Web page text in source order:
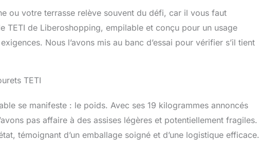
ou votre terrasse relève souvent du défi, car il vous faut
TETI de Liberoshopping, empilable et conçu pour un usage
Nous l’avons mis au banc d’essai pour vérifier s’il tient
TETI
se manifeste : le poids. Avec ses 19 kilogrammes annoncés
pas affaire à des assises légères et potentiellement fragiles.
témoignant d’un emballage soigné et d’une logistique efficace.